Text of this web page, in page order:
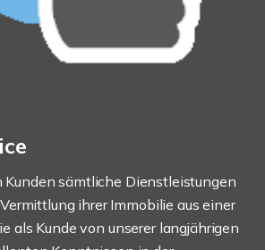
sämtliche Dienstleistungen
ihrer Immobilie aus einer
als Kunde von unserer langjährigen